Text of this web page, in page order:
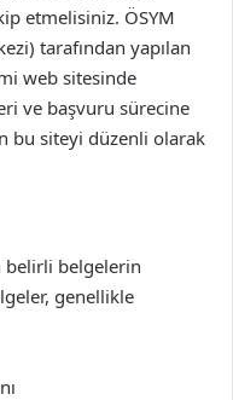
etmelisiniz. ÖSYM
tarafından yapılan
web sitesinde
ve başvuru sürecine
bu siteyi düzenli olarak
belirli belgelerin
genellikle